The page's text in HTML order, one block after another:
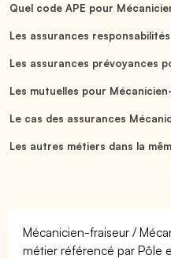
Quel code APE pour
Les assurances
Les assurances prévoyances
Les mutuelles pour
Le cas des assurances
Les autres métiers dans la
Mécanicien-fraiseur /
métier référencé par Pôle